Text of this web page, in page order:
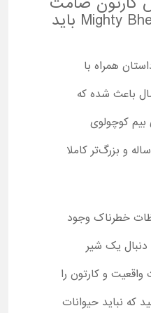
Mighty Bheem's Playtime 2024 باید
همراه با
باعث شده که
بیم کوچولوی
قدرتمند برای کودکان 4 ساله و بزرگ‌تر کاملا
خطرناک وجود
دنبال یک شیر
و کارتون را
که نباید حیوانات